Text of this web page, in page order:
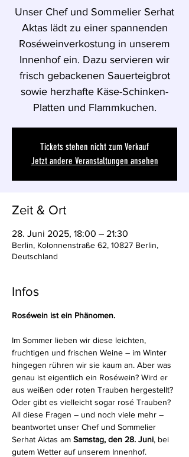
Unser Chef und Sommelier Serhat
Aktas lädt zu einer spannenden
Roséweinverkostung in unserem
Innenhof ein. Dazu servieren wir
frisch gebackenen Sauerteigbrot
sowie herzhafte Käse-Schinken-
Platten und Flammkuchen.
Tickets stehen nicht zum Verkauf
Jetzt andere Veranstaltungen ansehen
Zeit & Ort
28. Juni 2025, 18:00 – 21:30
Berlin, Kolonnenstraße 62, 10827 Berlin,
Deutschland
Infos
Roséwein ist ein Phänomen.
Im Sommer lieben wir diese leichten,
fruchtigen und frischen Weine – im Winter
hingegen rühren wir sie kaum an. Aber was
genau ist eigentlich ein Roséwein? Wird er
aus weißen oder roten Trauben hergestellt?
Oder gibt es vielleicht sogar rosé Trauben?
All diese Fragen – und noch viele mehr –
beantwortet unser Chef und Sommelier
Serhat Aktas am Samstag, den 28. Juni, bei
gutem Wetter auf unserem Innenhof.